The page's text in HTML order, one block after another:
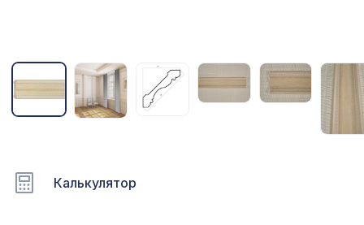
Межкомнатные арки
Натуральные покрытия
ПлинтусыКалькулятор